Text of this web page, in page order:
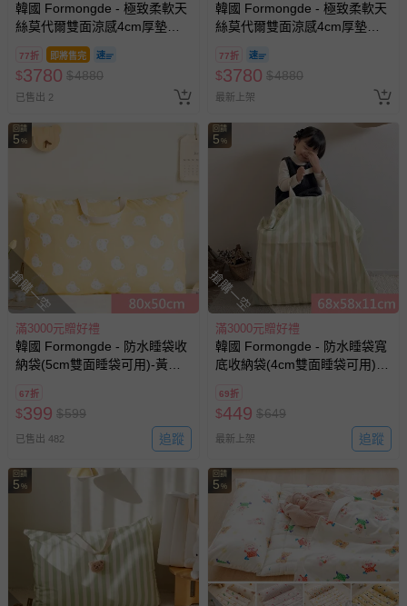
韓國 Formongde - 極致柔軟天
絲莫代爾雙面涼感4cm厚墊睡
袋組-小花蝴蝶結
77折 即將售完
$3780 $4880
已售出 2
韓國 Formongde - 極致柔軟天
絲莫代爾雙面涼感4cm厚墊睡
77折
$3780 $4880
最新上架
回饋
5 %
搶購一空
滿3000元贈好禮
韓國 Formongde - 防水睡袋收
納袋(5cm雙面睡袋可用)-黃底
67折
$399 $599
已售出 482 追蹤
回饋
5 %
搶購一空
滿3000元贈好禮
韓國 Formongde - 防水睡袋寬
底收納袋(4cm雙面睡袋可用)-
69折
$449 $649
最新上架 追蹤
回饋
5 %
回饋
5 %